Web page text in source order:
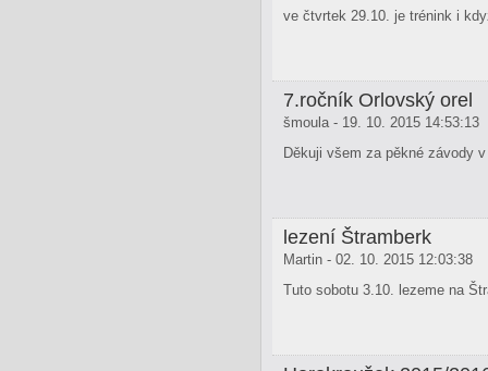
ve čtvrtek 29.10. je trénink i
7.ročník Orlovský orel
šmoula - 19. 10. 2015 14:53:13
Děkuji všem za pěkné závody
lezení Štramberk
Martin - 02. 10. 2015 12:03:38
Tuto sobotu 3.10. lezeme na